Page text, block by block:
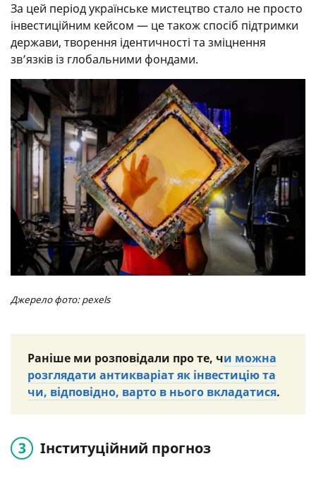
За цей період українське мистецтво стало не просто
інвестиційним кейсом — це також спосіб підтримки
держави, творення ідентичності та зміцнення
зв’язків із глобальними фондами.
Джерело фото: pexels
Раніше ми розповідали про те, чи можна
розглядати антикваріат як інвестицію та
чи, відповідно, варто в нього вкладатися.
Інституційний прогноз